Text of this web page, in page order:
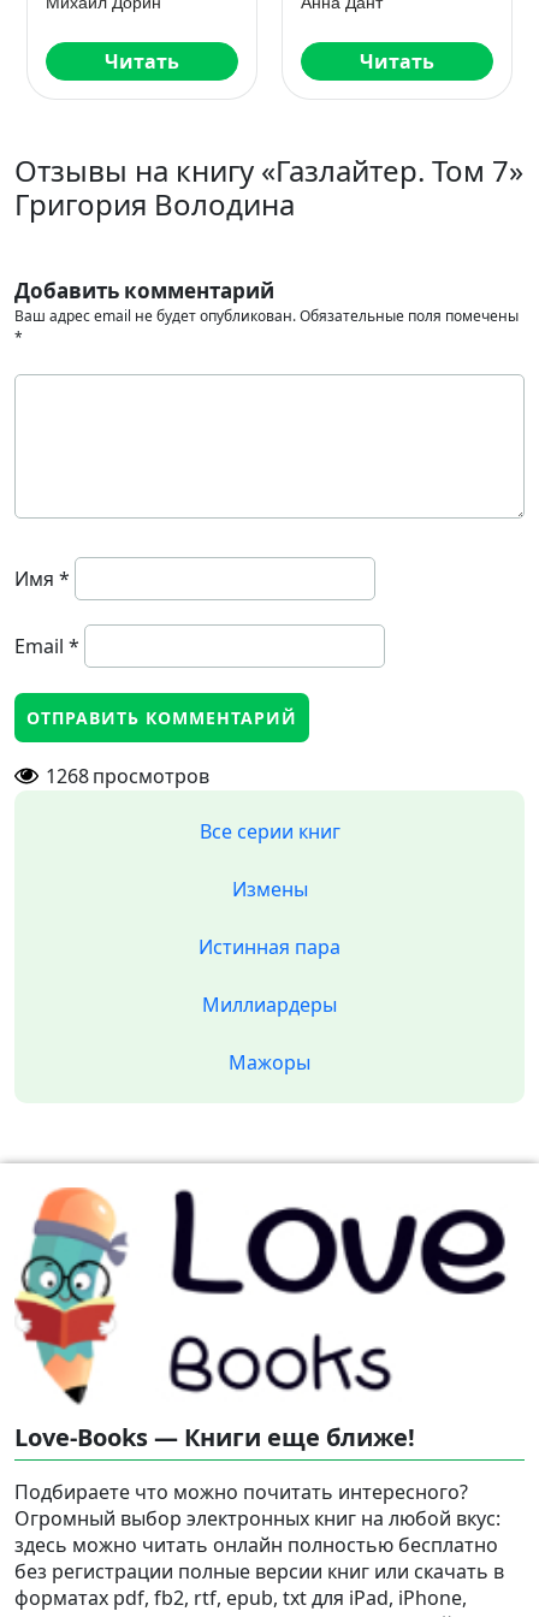
Читать Читать
Отзывы на книгу «Газлайтер. Том 7»
Григория Володина
Добавить комментарий
Ваш адрес email не будет опубликован.Обязательные поля помечены
*
Имя *
Email *
1268просмотров
Все серии книг
Измены
Истинная пара
Миллиардеры
Мажоры
Love-Books — Книги еще ближе!
Подбираете что можно почитать интересного?
Огромный выбор электронных книг на любой вкус:
здесь можно читать онлайн полностью бесплатно
без регистрации полные версии книг или скачать в
форматах pdf, fb2, rtf, epub, txt для iPad, iPhone,